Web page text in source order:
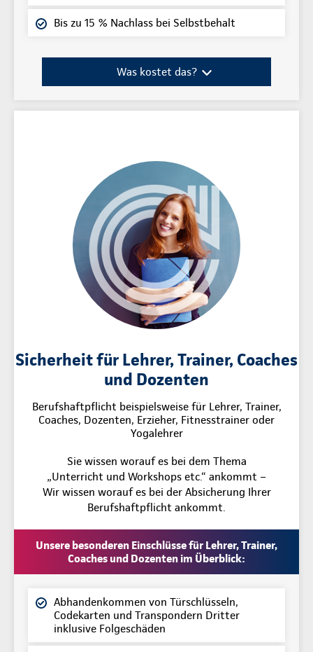
Bis zu 15 % Nachlass bei Selbstbehalt
Was kostet das?
Sicherheit für Lehrer, Trainer, Coaches
und Dozenten
Berufshaftpflicht beispielsweise für Lehrer, Trainer,
Coaches, Dozenten, Erzieher, Fitnesstrainer oder
Yogalehrer
Sie wissen worauf es bei dem Thema
„Unterricht und Workshops etc.“ ankommt –
Wir wissen worauf es bei der Absicherung Ihrer
Berufshaftpflicht ankommt.
Unsere besonderen Einschlüsse für Lehrer, Trainer,
Coaches und Dozenten im Überblick:
Abhandenkommen von Türschlüsseln,
Codekarten und Transpondern Dritter
inklusive Folgeschäden